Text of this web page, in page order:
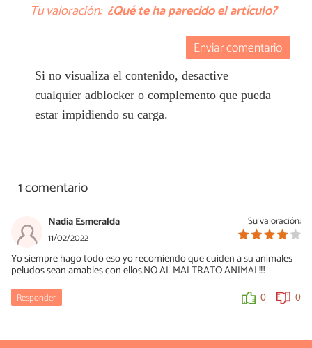
Tu valoración: ¿Qué te ha parecido el artículo?
Enviar comentario
Si no visualiza el contenido, desactive
cualquier adblocker o complemento que pueda
estar impidiendo su carga.
1 comentario
Su valoración:
Nadia Esmeralda
11/02/2022
Yo siempre hago todo eso yo recomiendo que cuiden a su animales
peludos sean amables con ellos.NO AL MALTRATO ANIMAL!!!!
Responder 0 0